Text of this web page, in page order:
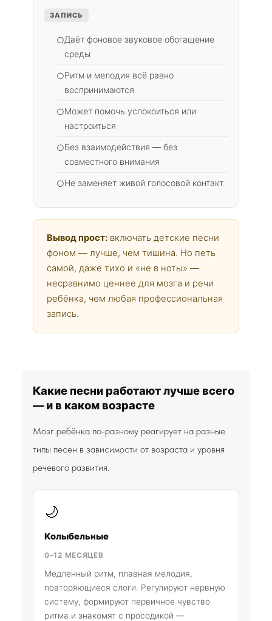
ЗАПИСЬ
○Даёт фоновое звуковое обогащение
среды
○Ритм и мелодия всё равно
воспринимаются
○Может помочь успокоиться или
настроиться
○Без взаимодействия — без
совместного внимания
○Не заменяет живой голосовой контакт
Вывод прост: включать детские песни
фоном — лучше, чем тишина. Но петь
самой, даже тихо и «не в ноты» —
несравнимо ценнее для мозга и речи
ребёнка, чем любая профессиональная
запись.
Какие песни работают лучше всего
— и в каком возрасте
Мозг ребёнка по-разному реагирует на разные
типы песен в зависимости от возраста и уровня
речевого развития.
🌙
Колыбельные
0–12 МЕСЯЦЕВ
Медленный ритм, плавная мелодия,
повторяющиеся слоги. Регулируют нервную
систему, формируют первичное чувство
ритма и знакомят с просодикой —